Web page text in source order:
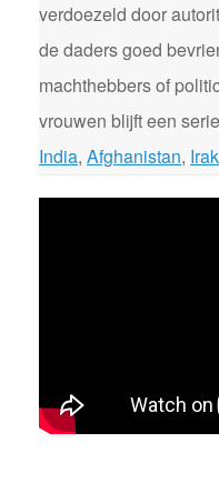
verdoezeld door
de daders goed
machthebbers of
vrouwen blijft een
India, Afghanistan, Irak